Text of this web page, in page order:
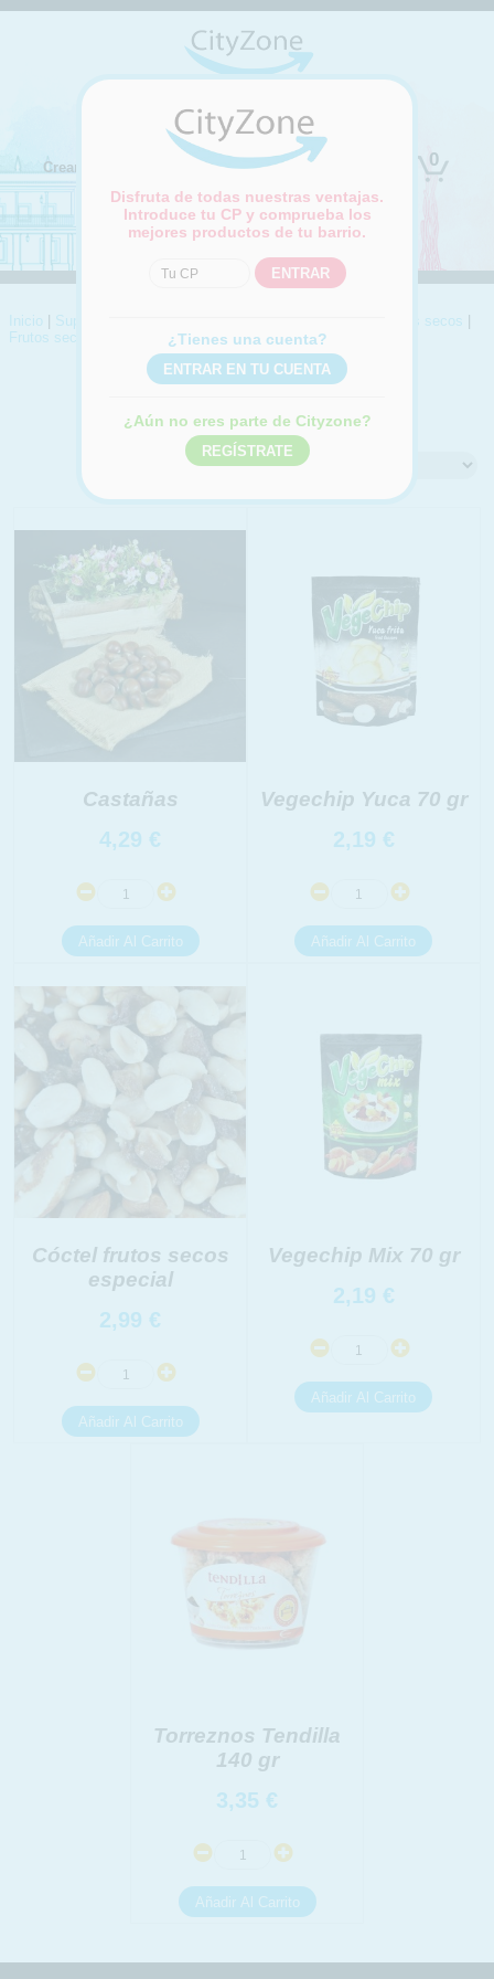
(Cambiar ubicación)
Crear cuenta Iniciar sesión 0
Disfruta de todas nuestras ventajas.
Introduce tu CP y comprueba los
mejores productos de tu barrio.
¿Tienes una cuenta?
¿Aún no eres parte de Cityzone?
Inicio Supermercado Aperitivos y frutos secos
Frutos secos diversos
Compra online Frutos secos diversos
Castañas
4,29 €
Vegechip Yuca 70 gr
2,19 €
Cóctel frutos secos
especial
2,99 €
Vegechip Mix 70 gr
2,19 €
Torreznos Tendilla
140 gr
3,35 €
INFORMACION SOBRE LA PROTECCIÓN DE TUS
DATOS
Responsable:
Finalidad:
Legitimación:
Destinatarios:
Información adicional
link